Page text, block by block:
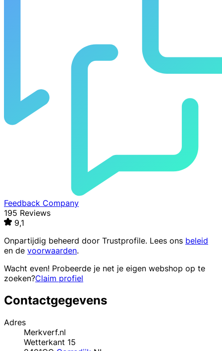
Feedback Company
195 Reviews
9,1
Onpartijdig beheerd door Trustprofile. Lees ons beleid
en de voorwaarden.
Wacht even! Probeerde je net je eigen webshop op te
zoeken?Claim profiel
Contactgegevens
Adres
Merkverf.nl
Wetterkant 15